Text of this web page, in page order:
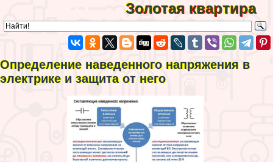
Золотая квартира
Определение наведенного напряжения в
электрике и защита от него